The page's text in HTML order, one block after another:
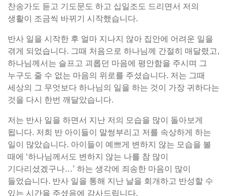
찬송가도 듣고 기도문도 하고 십일조도 드리면서 저의
생활이 조금씩 바뀌기 시작했습니다.
반사 일을 시작한 후 얼마 지나지 않아 집안에 어려운 일을
겪게 되었습니다. 그때 처음으로 하나님께 간절히 매달렸고,
하나님께서는 슬프고 괴롭던 마음에 평안함을 주시며 그
누구도 줄 수 없는 마음의 위로를 주셨습니다. 저는 그때
세상의 그 무엇보다 하나님의 일을 하는 것이 가장 귀하다는
것을 다시 한번 깨달았습니다.
저는 반사 일을 하면서 지난 저의 모습을 많이 돌아보게
됩니다. 저희 반 아이들이 말썽부리고 저를 속상하게 하는
일이 많았습니다. 아이들이 예쁘게 변하지 않는 모습을 볼
때에 ‘하나님께서도 변하지 않는 나를 참 많이
기다리셨겠구나…’ 하는 생각에 죄송한 마음이 많이
들었습니다. 반사 일을 통해 지난 날을 회개하고 반성할 수
있는 시간을 주셨음에 감사드립니다.